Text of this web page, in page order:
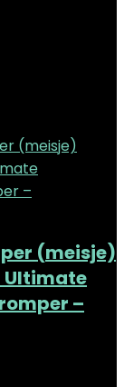
(meisje)
Ultimate
–